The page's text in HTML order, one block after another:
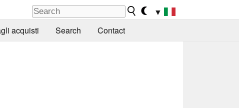
▼
acquisti Search Contact